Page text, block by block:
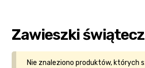
Zawieszki
Nie znaleziono produktów, których